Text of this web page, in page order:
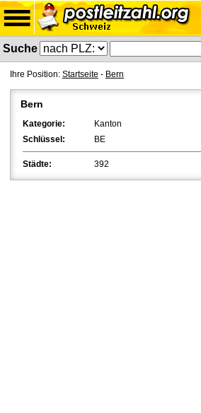
Suche
Ihre Position: Startseite - Bern
Bern
Kategorie:
Kanton
Schlüssel:
BE
Städte: 392